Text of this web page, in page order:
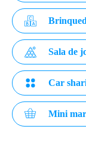
Sala de
Car
Mini